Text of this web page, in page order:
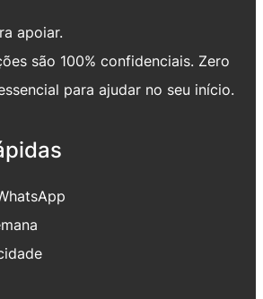
apoiar.
são 100% confidenciais. Zero
para ajudar no seu início.